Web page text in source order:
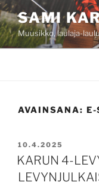
Siirry
sisältöönSAMI
Muusikko, laulaja-
AVAINSANA: E-
JULKAISTU
10.4.2025
KARUN 4-